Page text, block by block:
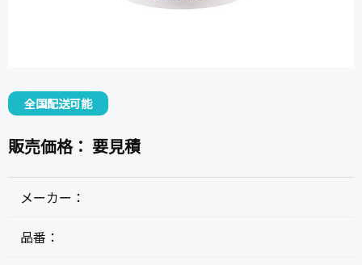
全国配送可能
販売価格： 要見積
メーカー：
品番：